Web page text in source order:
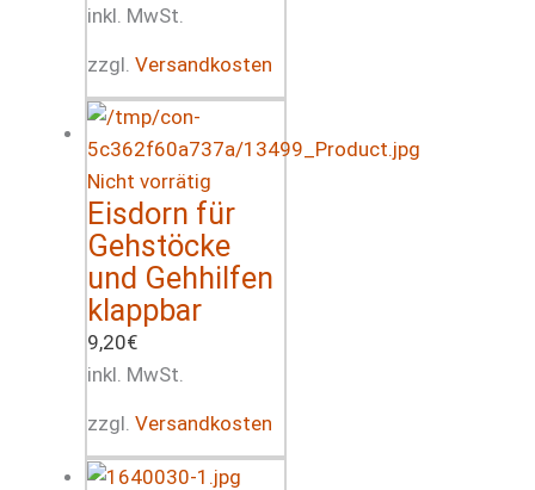
inkl. MwSt.
zzgl. Versandkosten
Nicht vorrätig
Eisdorn für
Gehstöcke
und Gehhilfen
klappbar
9,20€
inkl. MwSt.
zzgl. Versandkosten